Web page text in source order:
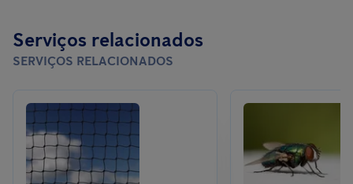
Serviços relacionados
SERVIÇOS RELACIONADOS